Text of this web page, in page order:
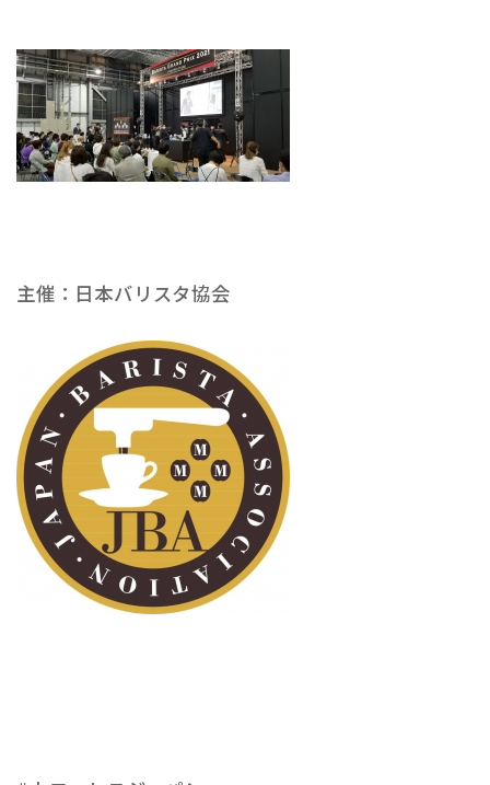
主催：日本バリスタ協会